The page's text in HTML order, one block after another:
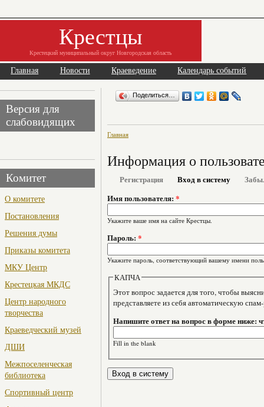
Крестцы
Крестецкий муниципальный округ Новгородская область
Главная Новости Краеведение Календарь событий
Версия для
слабовидящих
Комитет
О комитете
Постановления
Решения думы
Приказы комитета
МКУ Центр
Крестецкая МКДС
Центр народного
творчества
Краеведческий музей
ДШИ
Межпоселенческая
библиотека
Спортивный центр
Поделиться…
Главная
Информация о
Регистрация Вход в систему
Имя пользователя: *
Укажите ваше имя на сайте Крестцы.
Пароль: *
Укажите пароль, соответствующий вашему имени
КАПЧА
Этот вопрос задается для того, чтобы выяснить,
представляете из себя автоматическую
Напишите ответ на вопрос в форме ниже:
Fill in the blank